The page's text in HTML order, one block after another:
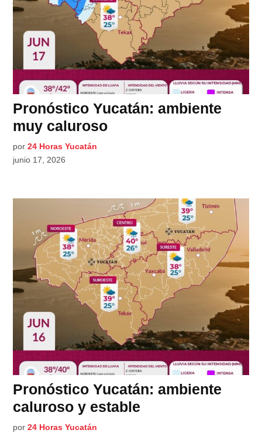
Pronóstico Yucatán: ambiente
muy caluroso
por 24 Horas Yucatán
junio 17, 2026
Pronóstico Yucatán: ambiente
caluroso y estable
por 24 Horas Yucatán